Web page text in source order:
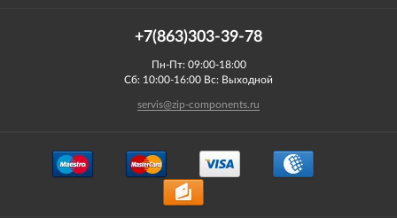
+7(863)303-39-78
Пн-Пт: 09:00-18:00
Сб: 10:00-16:00 Вс: Выходной
servis@zip-components.ru